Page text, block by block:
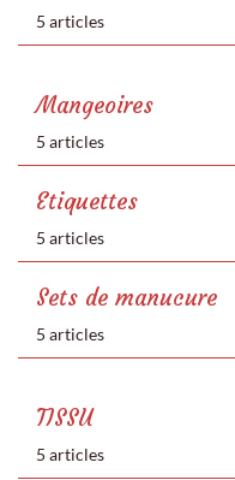
5 articles
Mangeoires
5 articles
Etiquettes
5 articles
Sets de manucure
5 articles
TISSU
5 articles